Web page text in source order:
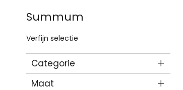
Summum
Verfijn selectie
Categorie
Maat